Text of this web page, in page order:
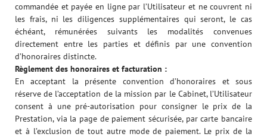
commandée et payée en ligne par l’Utilisateur et ne couvrent ni
les frais, ni les diligences supplémentaires qui seront, le cas
échéant, rémunérées suivants les modalités convenues
directement entre les parties et définis par une convention
d’honoraires distincte.
Règlement des honoraires et facturation :
En acceptant la présente convention d’honoraires et sous
réserve de l’acceptation de la mission par le Cabinet, l’Utilisateur
consent à une pré-autorisation pour consigner le prix de la
Prestation, via la page de paiement sécurisée, par carte bancaire
et à l’exclusion de tout autre mode de paiement. Le prix de la